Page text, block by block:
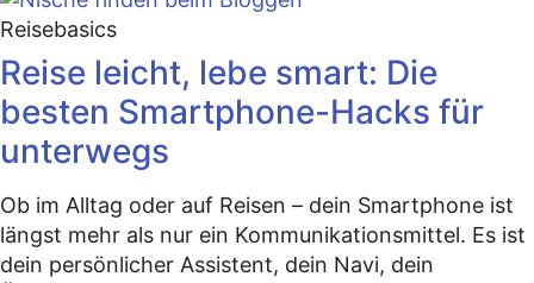
Reisebasics
Reise leicht, lebe smart: Die
besten Smartphone-Hacks für
unterwegs
Ob im Alltag oder auf Reisen – dein Smartphone ist
längst mehr als nur ein Kommunikationsmittel. Es ist
dein persönlicher Assistent, dein Navi, dein